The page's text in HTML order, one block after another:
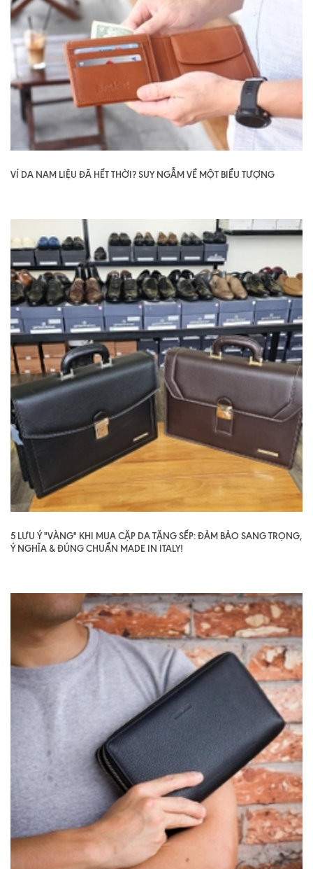
VÍ DA NAM LIỆU ĐÃ HẾT THỜI? SUY NGẪM VỀ MỘT BIỂU TƯỢNG
5 LƯU Ý "VÀNG" KHI MUA CẶP DA TẶNG SẾP: ĐẢM BẢO SANG TRỌNG,
Ý NGHĨA & ĐÚNG CHUẨN MADE IN ITALY!